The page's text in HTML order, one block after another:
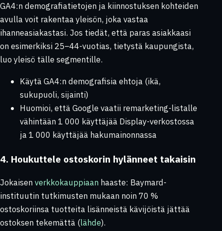
GA4:n demografiatietojen ja kiinnostuksen kohteiden
avulla voit rakentaa yleisön, joka vastaa
ihanneasiakastasi. Jos tiedät, että paras asiakkaasi
on esimerkiksi 25–44-vuotias, tietystä kaupungista,
luo yleisö tälle segmentille.
Käytä GA4:n demografisia ehtoja (ikä,
sukupuoli, sijainti)
Huomioi, että Google vaatii remarketing-listalle
vähintään 1 000 käyttäjää Display-verkostossa
ja 1 000 käyttäjää hakumainonnassa
4. Houkuttele ostoskorin hylänneet takaisin
Jokaisenverkkokauppiaan haaste: Baymard-
instituutin tutkimusten mukaan noin 70 %
ostoskoriinsa tuotteita lisänneistä kävijöistä jättää
ostoksen tekemättä (lähde).